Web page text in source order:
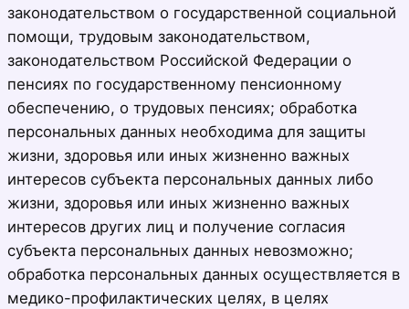
законодательством о государственной социальной
помощи, трудовым законодательством,
законодательством Российской Федерации о
пенсиях по государственному пенсионному
обеспечению, о трудовых пенсиях; обработка
персональных данных необходима для защиты
жизни, здоровья или иных жизненно важных
интересов субъекта персональных данных либо
жизни, здоровья или иных жизненно важных
интересов других лиц и получение согласия
субъекта персональных данных невозможно;
обработка персональных данных осуществляется в
медико-профилактических целях, в целях